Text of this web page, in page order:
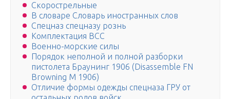
Скорострельные
В словаре Словарь иностранных слов
Спецназ спецназу рознь
Комплектация ВСС
Военно-морские силы
Порядок неполной и полной разборки
пистолета Браунинг 1906 (Disassemble FN
Browning M 1906)
Отличие формы одежды спецназа ГРУ от